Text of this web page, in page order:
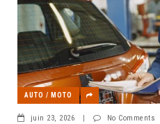
AUTO / MOTO
juin 23, 2026 No Comments